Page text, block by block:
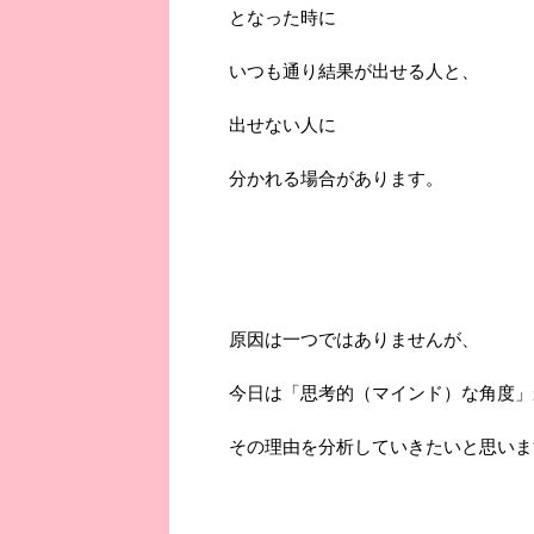
となった時に
いつも通り結果が出せる人と、
出せない人に
分かれる場合があります。
原因は一つではありませんが、
今日は「思考的（マインド）な角度
その理由を分析していきたいと思いま